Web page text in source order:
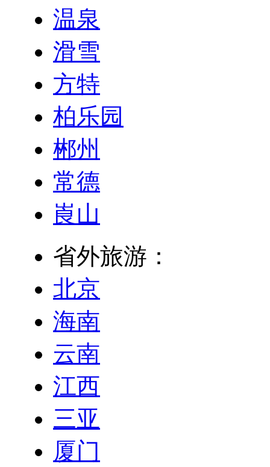
温泉
滑雪
方特
柏乐园
郴州
常德
崀山
省外旅游：
北京
海南
云南
江西
三亚
厦门